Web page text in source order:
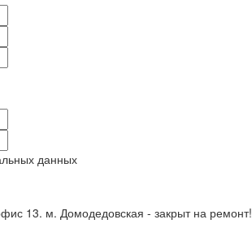
данных
13. м. Домодедовская - закрыт на ремонт!